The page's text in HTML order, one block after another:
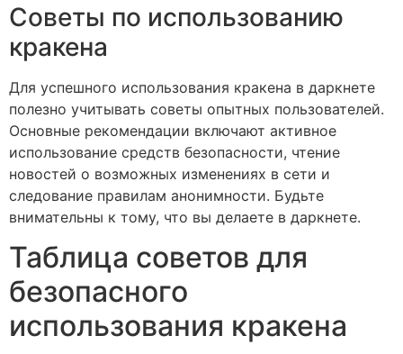
Советы по использованию
кракена
Для успешного использования кракена в даркнете
полезно учитывать советы опытных пользователей.
Основные рекомендации включают активное
использование средств безопасности, чтение
новостей о возможных изменениях в сети и
следование правилам анонимности. Будьте
внимательны к тому, что вы делаете в даркнете.
Таблица советов для
безопасного
использования кракена